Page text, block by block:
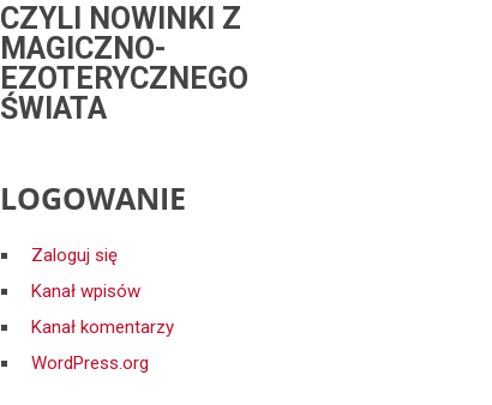
CZYLI NOWINKI Z
MAGICZNO-
EZOTERYCZNEGO
ŚWIATA
LOGOWANIE
Zaloguj się
Kanał wpisów
Kanał komentarzy
WordPress.org